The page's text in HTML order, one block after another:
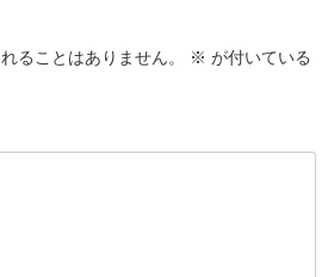
ることはありません。 ※ が付いている